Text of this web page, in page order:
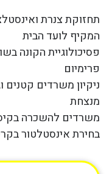
תחזוקת צנרת
המקיף לועד הבית
פסיכולוגיית הקונה
פרימיום
ניקיון משרדים
מנצחת
משרדים להשכרה
בחירת אינסטלטור בקרית גת: 6 דברים שלא